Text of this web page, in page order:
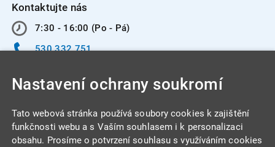
Kontaktujte nás
7:30 - 16:00 (Po - Pá)
530 332 751
Nastavení ochrany soukromí
Tato webová stránka používá soubory cookies k zajištění
funkčnosti webu a s Vaším souhlasem i k personalizaci
obsahu. Prosíme o potvrzení souhlasu s využíváním cookies